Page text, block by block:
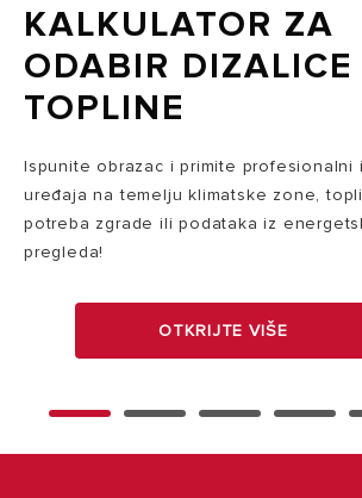
KALKULATOR ZA
ODABIR DIZALICE
TOPLINE
Ispunite obrazac i primite profesionalni
uređaja na temelju klimatske zone,
potreba zgrade ili podataka iz
pregleda!
OTKRIJTE VIŠE